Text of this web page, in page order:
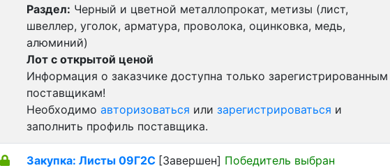
Раздел: Черный и цветной металлопрокат, метизы (лист,
швеллер, уголок, арматура, проволока, оцинковка, медь,
алюминий)
Лот с открытой ценой
Информация о заказчике доступна только зарегистрированным
поставщикам!
Необходимо авторизоваться или зарегистрироваться и
заполнить профиль поставщика.
Закупка: Листы 09Г2С [Завершен] Победитель выбран